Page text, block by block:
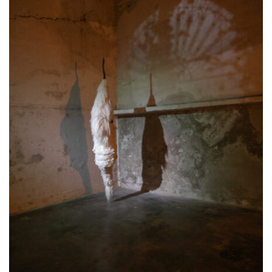
mutuamente, rasgando uma fenda
disparadora de reflexões estéticas, políticas
O Manjar, essa exposição que se manifesta
com temporalidade tão específica, é o
espaço simultaneamente real e virtual onde
imagens são construídas enquanto
encontros ocorrem e tornam a ocorrer
num mesmo lapso temporal: o presente
que se renova intempestivo a cada novo
dia, a cada nova noite.
reunidas são sinais, vestígios da articulação